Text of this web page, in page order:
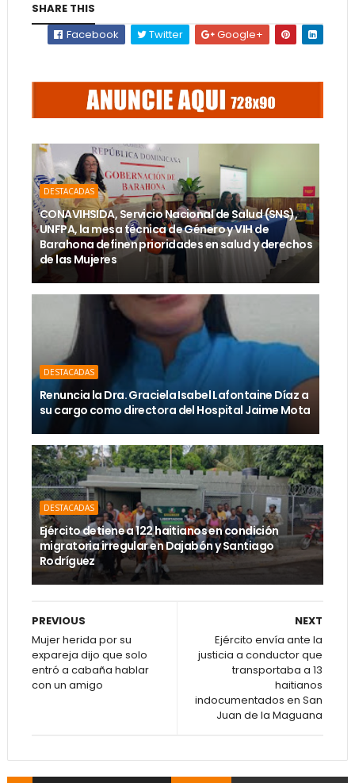
SHARE THIS
Facebook
Twitter Google+
DESTACADAS
CONAVIHSIDA, Servicio Nacional de Salud (SNS),
UNFPA, la mesa técnica de Género y VIH de
Barahona definen prioridades en salud y derechos
de las Mujeres
DESTACADAS
Renuncia la Dra. Graciela Isabel Lafontaine Díaz a
su cargo como directora del Hospital Jaime Mota
DESTACADAS
Ejército detiene a 122 haitianos en condición
migratoria irregular en Dajabón y Santiago
Rodríguez
NEXT
Ejército envía ante la
justicia a conductor que
transportaba a 13
haitianos
indocumentados en San
Juan de la Maguana
PREVIOUS
Mujer herida por su
expareja dijo que solo
entró a cabaña hablar
con un amigo